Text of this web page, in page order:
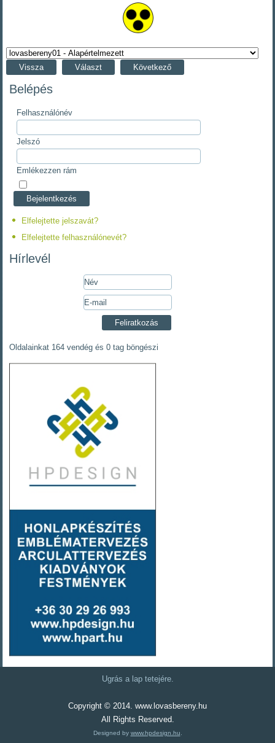
Vissza Választ Következő
Belépés
Felhasználónév
Jelszó
Emlékezzen rám
Elfelejtette jelszavát?
Elfelejtette felhasználónevét?
Hírlevél
Oldalainkat 164 vendég és 0 tag böngészi
Ugrás a lap tetejére.
Copyright © 2014. www.lovasbereny.hu
All Rights Reserved.
Designed by www.hpdesign.hu